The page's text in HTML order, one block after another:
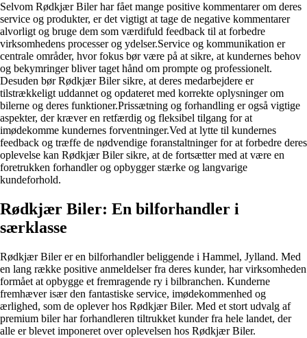
Selvom Rødkjær Biler har fået mange positive kommentarer om deres
service og produkter, er det vigtigt at tage de negative kommentarer
alvorligt og bruge dem som værdifuld feedback til at forbedre
virksomhedens processer og ydelser.Service og kommunikation er
centrale områder, hvor fokus bør være på at sikre, at kundernes behov
og bekymringer bliver taget hånd om prompte og professionelt.
Desuden bør Rødkjær Biler sikre, at deres medarbejdere er
tilstrækkeligt uddannet og opdateret med korrekte oplysninger om
bilerne og deres funktioner.Prissætning og forhandling er også vigtige
aspekter, der kræver en retfærdig og fleksibel tilgang for at
imødekomme kundernes forventninger.Ved at lytte til kundernes
feedback og træffe de nødvendige foranstaltninger for at forbedre deres
oplevelse kan Rødkjær Biler sikre, at de fortsætter med at være en
foretrukken forhandler og opbygger stærke og langvarige
kundeforhold.
Rødkjær Biler: En bilforhandler i
særklasse
Rødkjær Biler er en bilforhandler beliggende i Hammel, Jylland. Med
en lang række positive anmeldelser fra deres kunder, har virksomheden
formået at opbygge et fremragende ry i bilbranchen. Kunderne
fremhæver især den fantastiske service, imødekommenhed og
ærlighed, som de oplever hos Rødkjær Biler. Med et stort udvalg af
premium biler har forhandleren tiltrukket kunder fra hele landet, der
alle er blevet imponeret over oplevelsen hos Rødkjær Biler.